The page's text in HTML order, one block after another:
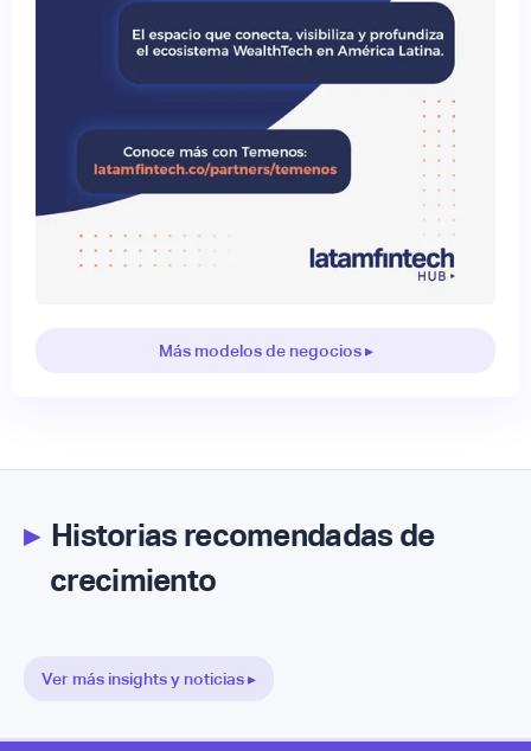
Más modelos de negocios ▸
▸Historias recomendadas de
crecimiento
Ver más insights y noticias ▸